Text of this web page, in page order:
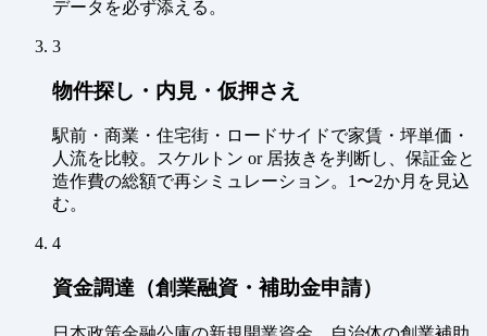
データを必ず添える。
3
物件探し・内見・仮押さえ
駅前・商業・住宅街・ロードサイドで家賃・坪単価・
人流を比較。スケルトン or 居抜きを判断し、保証金と
造作費の総額で再シミュレーション。1〜2か月を見込
む。
4
資金調達（創業融資・補助金申請）